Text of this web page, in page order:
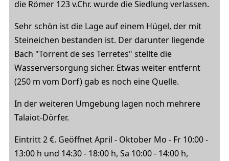
die Römer 123 v.Chr. wurde die Siedlung verlassen.
Sehr schön ist die Lage auf einem Hügel, der mit
Steineichen bestanden ist. Der darunter liegende
Bach "Torrent de ses Terretes" stellte die
Wasserversorgung sicher. Etwas weiter entfernt
(250 m vom Dorf) gab es noch eine Quelle.
In der weiteren Umgebung lagen noch mehrere
Talaiot-Dörfer.
Eintritt 2 €. Geöffnet April - Oktober Mo - Fr 10:00 -
13:00 h und 14:30 - 18:00 h, Sa 10:00 - 14:00 h,